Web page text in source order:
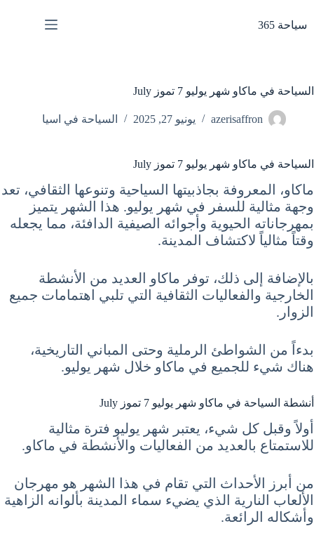
المحتوى
سياحة 365
السياحة في ماكاو شهر يوليو 7 تموز July
azerisaffron يونيو 27, 2025 السياحة في اسيا
السياحة في ماكاو شهر يوليو 7 تموز July
ماكاو، المعروفة بجاذبيتها السياحية وتنوعها الثقافي، تعد
وجهة مثالية للسفر في شهر يوليو. هذا الشهر يتميز
بمهرجاناته الحيوية وأجوائه الصيفية الدافئة، مما يجعله
وقتاً مثالياً لاكتشاف المدينة.
بالإضافة إلى ذلك، توفر ماكاو العديد من الأنشطة
الخارجية والفعاليات الثقافية التي تلبي اهتمامات جميع
الزوار.
بدءاً من الشواطئ الرملية وحتى المباني التاريخية،
هناك شيء للجميع في ماكاو خلال شهر يوليو.
أنشطة السياحة في ماكاو شهر يوليو 7 تموز July
أولاً وقبل كل شيء، يعتبر شهر يوليو فترة مثالية
للاستمتاع بالعديد من الفعاليات والأنشطة في ماكاو.
من أبرز الأحداث التي تقام في هذا الشهر هو مهرجان
الألعاب النارية الذي يضيء سماء المدينة بألوانه الزاهية
وأشكاله الرائعة.